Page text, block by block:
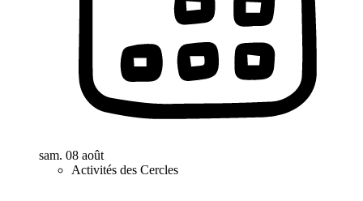
sam. 08 août
Activités des Cercles